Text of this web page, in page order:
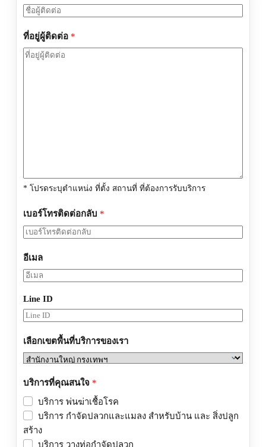
ที่อยู่ผู้ติดต่อ *
* โปรดระบุตำแหน่ง ที่ตั้ง สถานที่ ที่ต้องการรับบริการ
เบอร์โทรติดต่อกลับ *
อีเมล
Line ID
เลือกเขตพื้นที่บริการของเรา
บริการที่คุณสนใจ *
บริการ พ่นฆ่าเชื้อโรค
บริการ กำจัดปลวกและแมลง สำหรับบ้าน และ สิ่งปลูก
สร้าง
บริการ วางท่อกำจัดปลวก